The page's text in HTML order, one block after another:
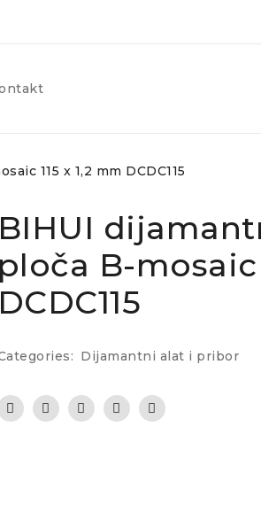
115 x 1,2 mm DCDC115
BIHUI
ploča B-mosaic
DCDC115
Dijamantni alat i pribor